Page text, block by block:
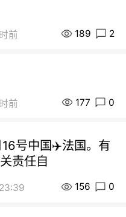
前 189 2
前 177 0
号中国✈️法国。有
责任自
156 0